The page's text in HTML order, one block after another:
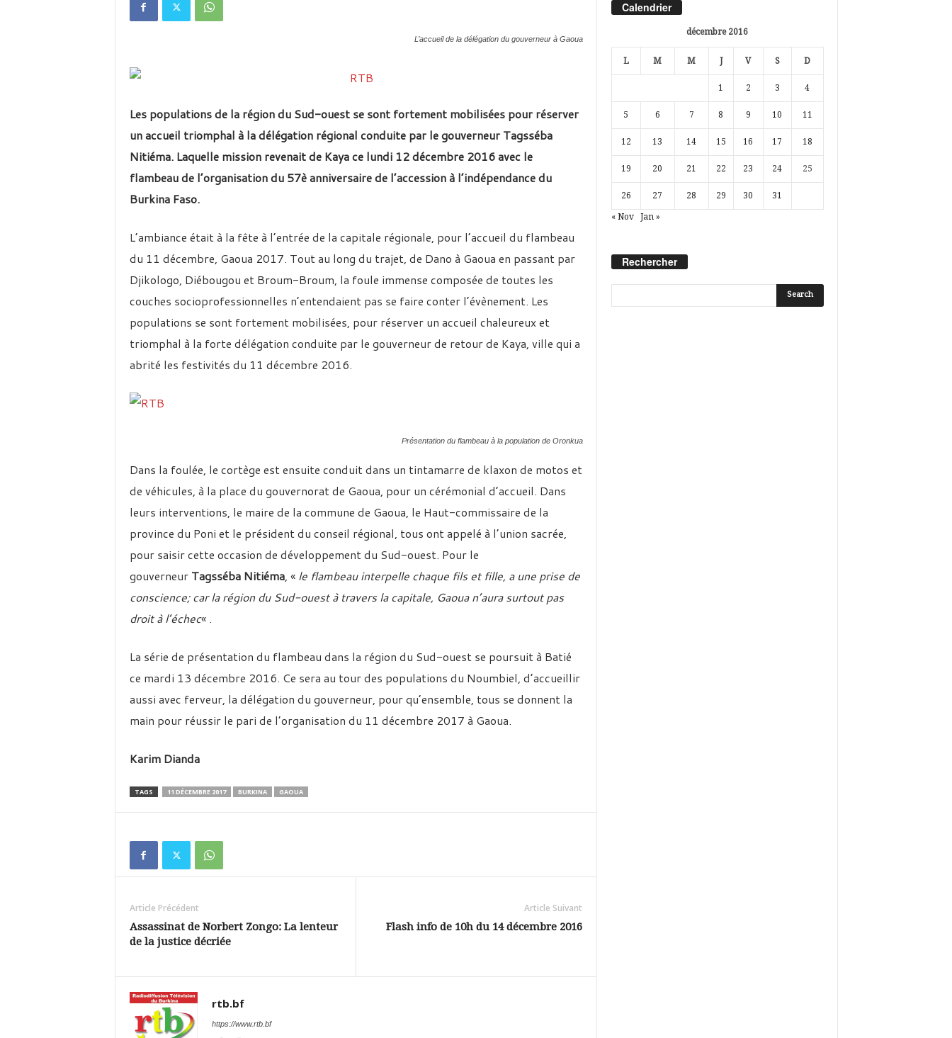
L’accueil de la délégation du gouverneur à Gaoua
Les populations de la région du Sud-ouest se sont fortement mobilisées pour réserver
un accueil triomphal à la délégation régional conduite par le gouverneur Tagsséba
Nitiéma. Laquelle mission revenait de Kaya ce lundi 12 décembre 2016 avec le
flambeau de l’organisation du 57è anniversaire de l’accession à l’indépendance du
Burkina Faso.
L’ambiance était à la fête à l’entrée de la capitale régionale, pour l’accueil du flambeau
du 11 décembre, Gaoua 2017. Tout au long du trajet, de Dano à Gaoua en passant par
Djikologo, Diébougou et Broum-Broum, la foule immense composée de toutes les
couches socioprofessionnelles n’entendaient pas se faire conter l’évènement. Les
populations se sont fortement mobilisées, pour réserver un accueil chaleureux et
triomphal à la forte délégation conduite par le gouverneur de retour de Kaya, ville qui a
abrité les festivités du 11 décembre 2016.
Présentation du flambeau à la population de Oronkua
Dans la foulée, le cortège est ensuite conduit dans un tintamarre de klaxon de motos et
de véhicules, à la place du gouvernorat de Gaoua, pour un cérémonial d’accueil. Dans
leurs interventions, le maire de la commune de Gaoua, le Haut-commissaire de la
province du Poni et le président du conseil régional, tous ont appelé à l’union sacrée,
pour saisir cette occasion de développement du Sud-ouest. Pour le
gouverneur Tagsséba Nitiéma, « le flambeau interpelle chaque fils et fille, a une prise de
conscience; car la région du Sud-ouest à travers la capitale, Gaoua n’aura surtout pas
droit à l’échec« .
La série de présentation du flambeau dans la région du Sud-ouest se poursuit à Batié
ce mardi 13 décembre 2016. Ce sera au tour des populations du Noumbiel, d’accueillir
aussi avec ferveur, la délégation du gouverneur, pour qu’ensemble, tous se donnent la
main pour réussir le pari de l’organisation du 11 décembre 2017 à Gaoua.
Karim Dianda
TAGS 11 DÉCEMBRE 2017 BURKINA GAOUA
Article Précédent
Assassinat de Norbert Zongo: La lenteur
de la justice décriée
Article Suivant
Flash info de 10h du 14 décembre 2016
rtb.bf
https://www.rtb.bf
Calendrier
décembre 2016
L M M J V S D
1 2 3 4
5 6 7 8 9 10 11
12 13 14 15 16 17 18
19 20 21 22 23 24 25
26 27 28 29 30 31
« Nov Jan »
Rechercher